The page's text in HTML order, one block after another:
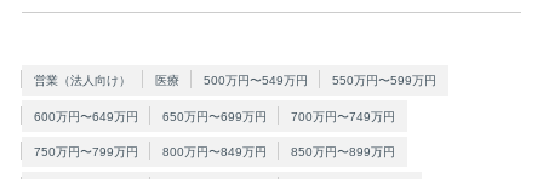
営業（法人向け） 医療 500万円〜549万円 550万円〜599万円
600万円〜649万円 650万円〜699万円 700万円〜749万円
750万円〜799万円 800万円〜849万円 850万円〜899万円